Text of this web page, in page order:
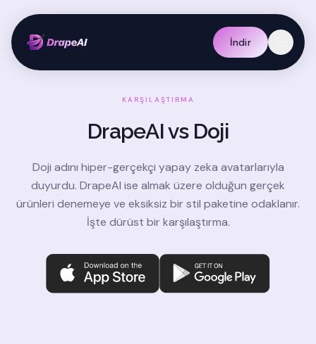
İndir
KARŞILAŞTIRMA
DrapeAI vs Doji
Doji adını hiper-gerçekçi yapay zeka avatarlarıyla
duyurdu. DrapeAI ise almak üzere olduğun gerçek
ürünleri denemeye ve eksiksiz bir stil paketine odaklanır.
İşte dürüst bir karşılaştırma.